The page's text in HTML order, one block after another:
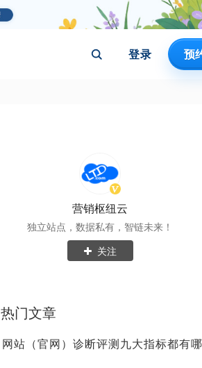
登录 预
营销枢纽云
独立站点，数据私有，智链未来！
关注
热门文章
网站（官网）诊断评测九大指标都有